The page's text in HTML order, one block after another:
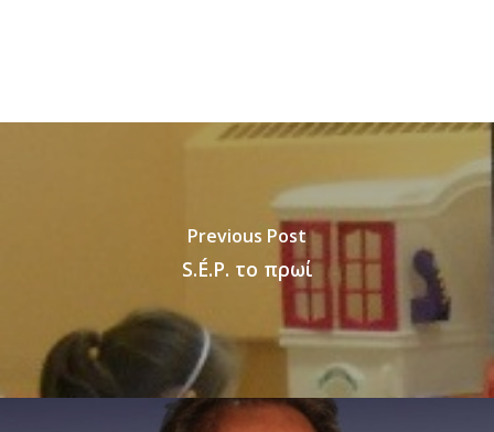
Previous Post
S.É.P. το πρωί